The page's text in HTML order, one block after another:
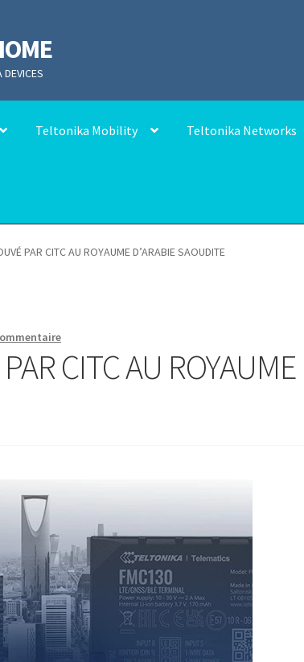
Teltonika Mobility Teltonika Networks
PAR CITC AU ROYAUME D’ARABIE SAOUDITE
CITC AU ROYAUME